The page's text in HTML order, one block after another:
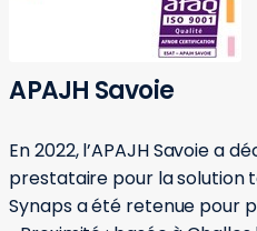
APAJH Savoie
En 2022, l’APAJH Savoie a
prestataire pour la solution
Synaps a été retenue pour